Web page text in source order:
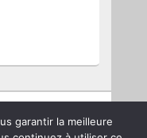
garantir la meilleure